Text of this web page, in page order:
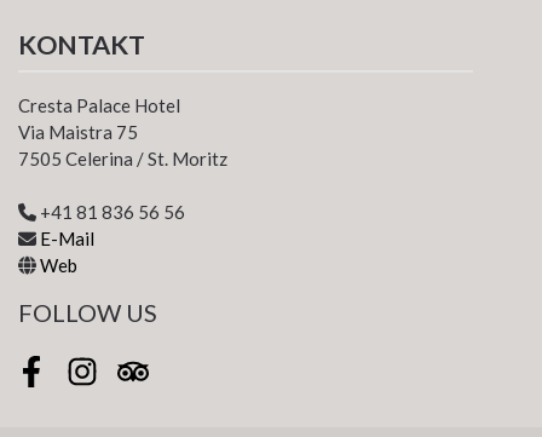
KONTAKT
Cresta Palace Hotel
Via Maistra 75
7505 Celerina / St. Moritz
+41 81 836 56 56
E-Mail
Web
FOLLOW US
FacebookInstagramTripadvisor